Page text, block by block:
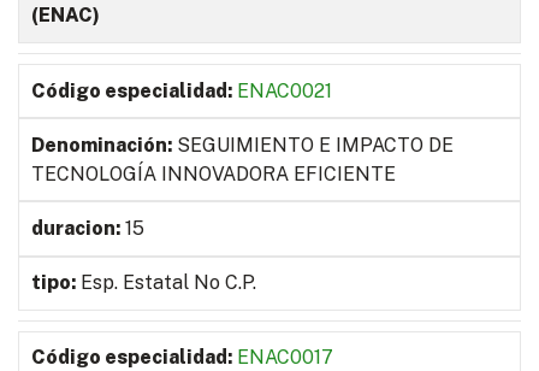
(ENAC)
ENAC0021
SEGUIMIENTO E IMPACTO DE
TECNOLOGÍA INNOVADORA EFICIENTE
15
Esp. Estatal No C.P.
ENAC0017